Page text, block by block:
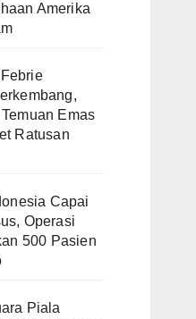
Amerika
Emas
Ratusan
Capai
Operasi
500 Pasien
Piala